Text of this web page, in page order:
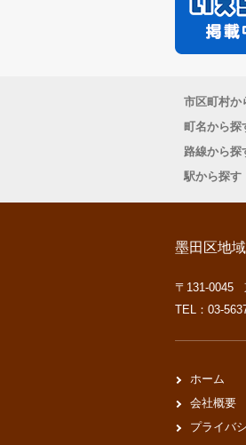
市区町村か
町名から探
路線から探
駅から探す
墨田区地
〒131-0045
TEL：03-
ホーム
会社概要
プライバ